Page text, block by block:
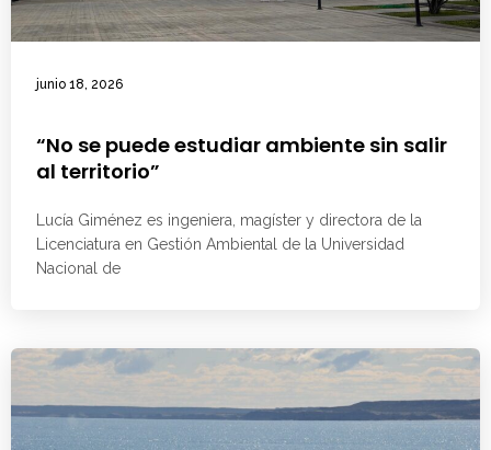
junio 18, 2026
“No se puede estudiar ambiente sin salir
al territorio”
Lucía Giménez es ingeniera, magíster y directora de la
Licenciatura en Gestión Ambiental de la Universidad
Nacional de